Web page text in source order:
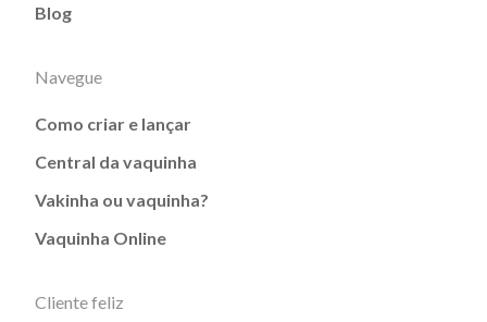
Blog
Navegue
Como criar e lançar
Central da vaquinha
Vakinha ou vaquinha?
Vaquinha Online
Cliente feliz